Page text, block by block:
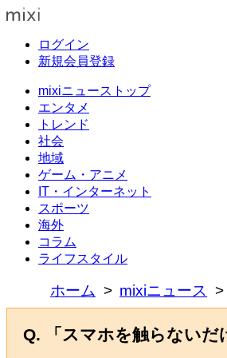
ログイン
新規会員登録
mixiニューストップ
エンタメ
トレンド
社会
地域
ゲーム・アニメ
IT・インターネット
スポーツ
海外
コラム
ライフスタイル
ホーム mixiニュース
Q. 「スマホを触らないだ